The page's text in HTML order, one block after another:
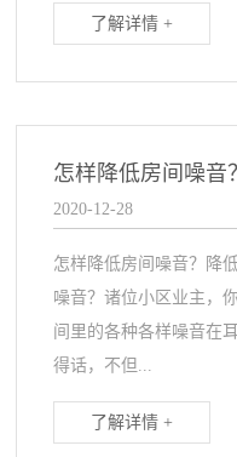
了解详情 +
怎样降低房间噪音
2020-12-28
怎样降低房间噪音？降
噪音？诸位小区业主，
间里的各种各样噪音在
得话，不但...
了解详情 +